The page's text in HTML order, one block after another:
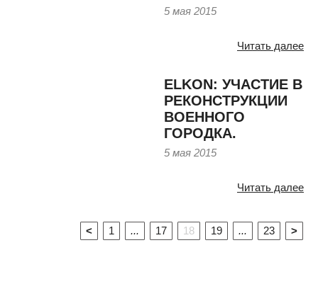
5 мая 2015
Читать далее
ELKON: УЧАСТИЕ В
РЕКОНСТРУКЦИИ
ВОЕННОГО
ГОРОДКА.
5 мая 2015
Читать далее
< 1 ... 17 18 19 ... 23 >